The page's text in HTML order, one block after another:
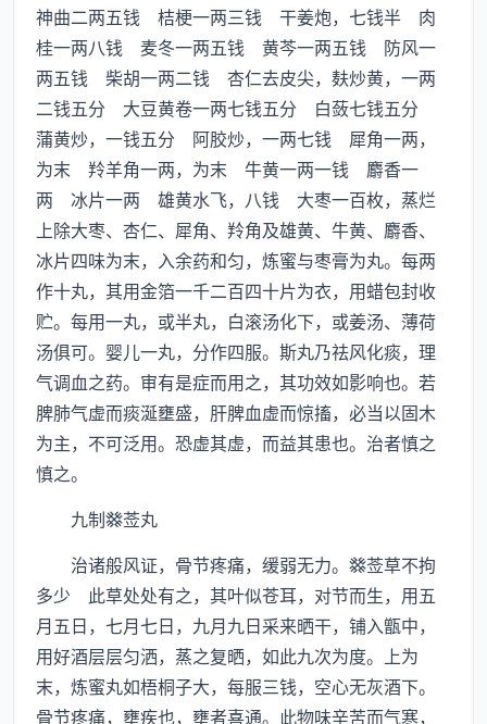
神曲二两五钱 桔梗一两三钱 干姜炮，七钱半 肉
桂一两八钱 麦冬一两五钱 黄芩一两五钱 防风一
两五钱 柴胡一两二钱 杏仁去皮尖，麸炒黄，一两
二钱五分 大豆黄卷一两七钱五分 白蔹七钱五分
蒲黄炒，一钱五分 阿胶炒，一两七钱 犀角一两，
为末 羚羊角一两，为末 牛黄一两一钱 麝香一
两 冰片一两 雄黄水飞，八钱 大枣一百枚，蒸烂
上除大枣、杏仁、犀角、羚角及雄黄、牛黄、麝香、
冰片四味为末，入余药和匀，炼蜜与枣膏为丸。每两
作十丸，其用金箔一千二百四十片为衣，用蜡包封收
贮。每用一丸，或半丸，白滚汤化下，或姜汤、薄荷
汤俱可。婴儿一丸，分作四服。斯丸乃祛风化痰，理
气调血之药。审有是症而用之，其功效如影响也。若
脾肺气虚而痰涎壅盛，肝脾血虚而惊搐，必当以固木
为主，不可泛用。恐虚其虚，而益其患也。治者慎之
慎之。
九制莶丸
治诸般风证，骨节疼痛，缓弱无力。莶草不拘
多少 此草处处有之，其叶似苍耳，对节而生，用五
月五日，七月七日，九月九日采来晒干，铺入甑中，
用好酒层层匀洒，蒸之复晒，如此九次为度。上为
末，炼蜜丸如梧桐子大，每服三钱，空心无灰酒下。
骨节疼痛，壅疾也，壅者喜通。此物味辛苦而气寒，